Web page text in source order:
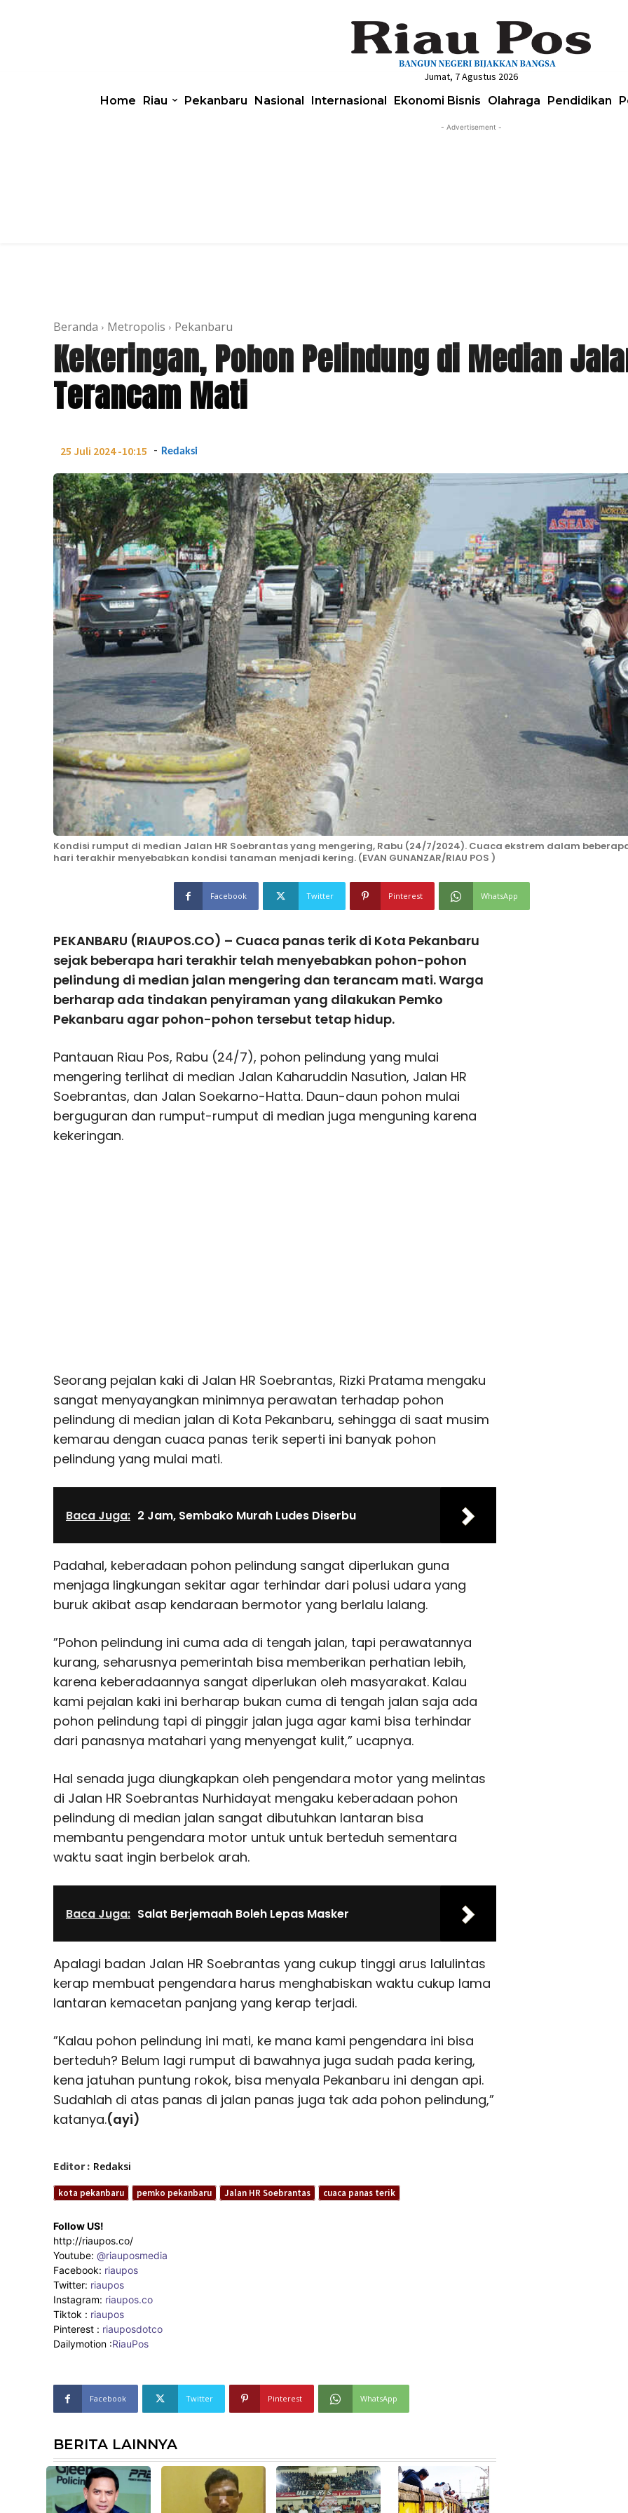
Jumat, 7 Agustus 2026
Home Riau Pekanbaru Nasional Internasional Ekonomi Bisnis Olahraga Pendidikan
- Advertisement -
Beranda Metropolis Pekanbaru
Kekeringan, Pohon Pelindung di Median
Terancam Mati
25 Juli 2024 -10:15 - Redaksi
Kondisi rumput di median Jalan HR Soebrantas yang mengering, Rabu (24/7/2024). Cuaca ekstrem dalam
hari terakhir menyebabkan kondisi tanaman menjadi kering. (EVAN GUNANZAR/RIAU POS )
Facebook Twitter Pinterest WhatsApp
PEKANBARU (RIAUPOS.CO) – Cuaca panas terik di Kota Pekanbaru
sejak beberapa hari terakhir telah menyebabkan pohon-pohon
pelindung di median jalan mengering dan terancam mati. Warga
berharap ada tindakan penyiraman yang dilakukan Pemko
Pekanbaru agar pohon-pohon tersebut tetap hidup.
Pantauan Riau Pos, Rabu (24/7), pohon pelindung yang mulai
mengering terlihat di median Jalan Kaharuddin Nasution, Jalan HR
Soebrantas, dan Jalan Soekarno-Hatta. Daun-daun pohon mulai
berguguran dan rumput-rumput di median juga menguning karena
kekeringan.
Seorang pejalan kaki di Jalan HR Soebrantas, Rizki Pratama mengaku
sangat menyayangkan minimnya perawatan terhadap pohon
pelindung di median jalan di Kota Pekanbaru, sehingga di saat musim
kemarau dengan cuaca panas terik seperti ini banyak pohon
pelindung yang mulai mati.
Baca Juga: 2 Jam, Sembako Murah Ludes Diserbu
Padahal, keberadaan pohon pelindung sangat diperlukan guna
menjaga lingkungan sekitar agar terhindar dari polusi udara yang
buruk akibat asap kendaraan bermotor yang berlalu lalang.
”Pohon pelindung ini cuma ada di tengah jalan, tapi perawatannya
kurang, seharusnya pemerintah bisa memberikan perhatian lebih,
karena keberadaannya sangat diperlukan oleh masyarakat. Kalau
kami pejalan kaki ini berharap bukan cuma di tengah jalan saja ada
pohon pelindung tapi di pinggir jalan juga agar kami bisa terhindar
dari panasnya matahari yang menyengat kulit,” ucapnya.
Hal senada juga diungkapkan oleh pengendara motor yang melintas
di Jalan HR Soebrantas Nurhidayat mengaku keberadaan pohon
pelindung di median jalan sangat dibutuhkan lantaran bisa
membantu pengendara motor untuk untuk berteduh sementara
waktu saat ingin berbelok arah.
Baca Juga: Salat Berjemaah Boleh Lepas Masker
Apalagi badan Jalan HR Soebrantas yang cukup tinggi arus lalulintas
kerap membuat pengendara harus menghabiskan waktu cukup lama
lantaran kemacetan panjang yang kerap terjadi.
”Kalau pohon pelindung ini mati, ke mana kami pengendara ini bisa
berteduh? Belum lagi rumput di bawahnya juga sudah pada kering,
kena jatuhan puntung rokok, bisa menyala Pekanbaru ini dengan api.
Sudahlah di atas panas di jalan panas juga tak ada pohon pelindung,”
katanya.(ayi)
Editor : Redaksi
kota pekanbaru pemko pekanbaru Jalan HR Soebrantas cuaca panas terik
Follow US!
http://riaupos.co/
Youtube: @riauposmedia
Facebook: riaupos
Twitter: riaupos
Instagram: riaupos.co
Tiktok : riaupos
Pinterest : riauposdotco
Dailymotion :RiauPos
Facebook Twitter Pinterest WhatsApp
BERITA LAINNYA